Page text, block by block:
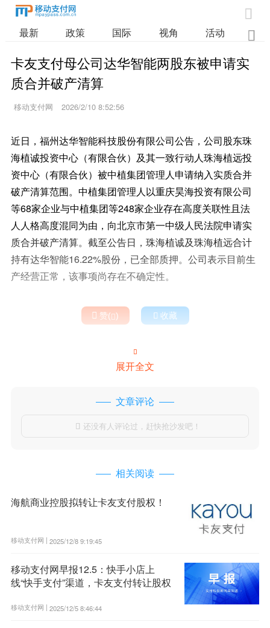

最新 政策 国际 视角 活动 业

卡友支付母公司达华智能两股东被申请实
质合并破产清算
移动支付网 2026/2/10 8:52:56
近日，福州达华智能科技股份有限公司公告，公司股东珠
海植诚投资中心（有限合伙）及其一致行动人珠海植远投
资中心（有限合伙）被中植集团管理人申请纳入实质合并
破产清算范围。中植集团管理人以重庆昊海投资有限公司
等68家企业与中植集团等248家企业存在高度关联性且法
人人格高度混同为由，向北京市第一中级人民法院申请实
质合并破产清算。截至公告日，珠海植诚及珠海植远合计
持有达华智能16.22%股份，已全部质押。公司表示目前生
产经营正常，该事项尚存在不确定性。
 赞()  收藏

展开全文
文章评论
 还没有人评论过，赶快抢沙发吧！
相关阅读
海航商业控股拟转让卡友支付股权！
移动支付网 | 2025/12/8 9:19:45
移动支付网早报12.5：快手小店上
线“快手支付”渠道，卡友支付转让股权
移动支付网 | 2025/12/5 8:46:44